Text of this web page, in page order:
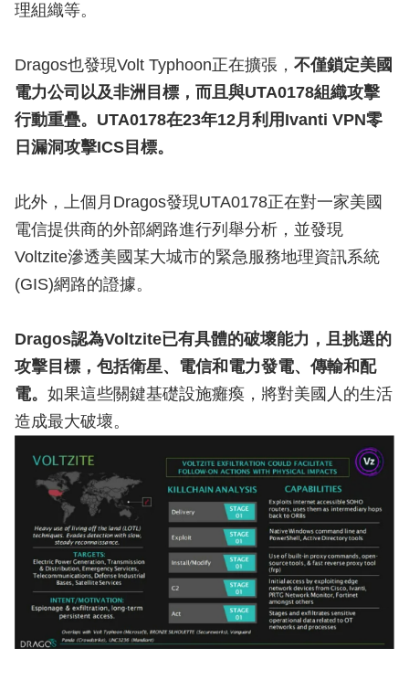
理組織等。
Dragos也發現Volt Typhoon正在擴張， 不僅鎖定美國
電力公司以及非洲目標，而且與UTA0178組織攻擊
行動重疊。UTA0178在23年12月利用Ivanti VPN零
日漏洞攻擊ICS目標。
此外，上個月Dragos發現UTA0178正在對一家美國
電信提供商的外部網路進行列舉分析，並發現
Voltzite滲透美國某大城市的緊急服務地理資訊系統
(GIS)網路的證據。
Dragos認為Voltzite已有具體的破壞能力，且挑選的
攻擊目標，包括衛星、電信和電力發電、傳輸和配
電。 如果這些關鍵基礎設施癱瘓，將對美國人的生活
造成最大破壞。